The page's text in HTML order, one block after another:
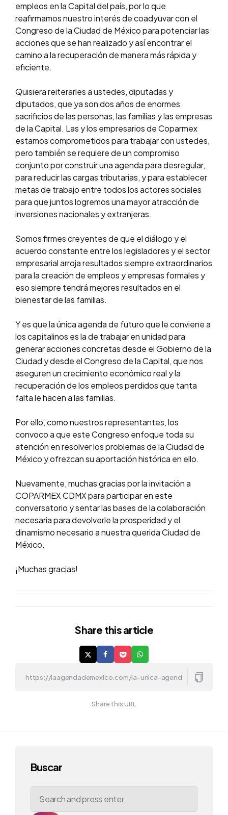
empleos en la Capital del país, por lo que
reafirmamos nuestro interés de coadyuvar con el
Congreso de la Ciudad de México para potenciar las
acciones que se han realizado y así encontrar el
camino a la recuperación de manera más rápida y
eficiente.
Quisiera reiterarles a ustedes, diputadas y
diputados, que ya son dos años de enormes
sacrificios de las personas, las familias y las empresas
de la Capital. Las y los empresarios de Coparmex
estamos comprometidos para trabajar con ustedes,
pero también se requiere de un compromiso
conjunto por construir una agenda para desregular,
para reducir las cargas tributarias, y para establecer
metas de trabajo entre todos los actores sociales
para que juntos logremos una mayor atracción de
inversiones nacionales y extranjeras.
Somos firmes creyentes de que el diálogo y el
acuerdo constante entre los legisladores y el sector
empresarial arroja resultados siempre extraordinarios
para la creación de empleos y empresas formales y
eso siempre tendrá mejores resultados en el
bienestar de las familias.
Y es que la única agenda de futuro que le conviene a
los capitalinos es la de trabajar en unidad para
generar acciones concretas desde el Gobierno de la
Ciudad y desde el Congreso de la Capital, que nos
aseguren un crecimiento económico real y la
recuperación de los empleos perdidos que tanta
falta le hacen a las familias.
Por ello, como nuestros representantes, los
convoco a que este Congreso enfoque toda su
atención en resolver los problemas de la Ciudad de
México y ofrezcan su aportación histórica en ello.
Nuevamente, muchas gracias por la invitación a
COPARMEX CDMX para participar en este
conversatorio y sentar las bases de la colaboración
necesaria para devolverle la prosperidad y el
dinamismo necesario a nuestra querida Ciudad de
México.
¡Muchas gracias!
Share this article
Share this URL
Buscar
Search
for: